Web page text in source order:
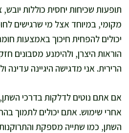
תופעות שכיחות יחסית כוללות יובש,
מקומי, במיוחד אצל מי שרגישים
יכולים להפחית חיכוך באמצעות
הוראות היצרן, ולהימנע מסבונים
הרירית. אני מדגישה היגיינה עדינה
אם אתם נוטים לדלקות בדרכי
אחרי שימוש. אתם יכולים לתמוך
השתן, כמו שתייה מספקת